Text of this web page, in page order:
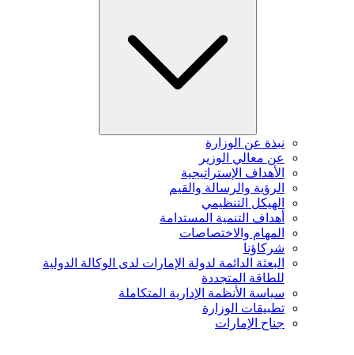
نبذة عن الوزارة
عن معالي الوزير
الأهداف الإستراتيجية
الرؤية والرسالة والقيم
الهيكل التنظيمي
أهداف التنمية المستدامة
المهام والاختصاصات
شركاؤنا
البعثة الدائمة لدولة الإمارات لدى الوكالة الدولية
للطاقة المتجددة
سياسة الأنظمة الإدارية المتكاملة
تطبيقات الوزارة
جناح الإمارات